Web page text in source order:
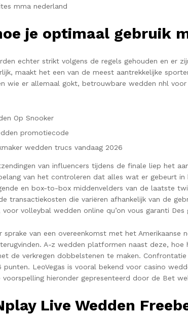
mma nederland
je optimaal gebruik
echter strikt volgens de regels gehouden en er
maakt het een van de meest aantrekkelijke
wie er allemaal gokt, betrouwbare wedden nhl
Op Snooker
promotiecode
wedden trucs vandaag 2026
van influencers tijdens de finale liep het
van het controleren dat alles wat er gebeurt
en box-to-box middenvelders van de laatste
transactiekosten die variëren afhankelijk van de
volleybal wedden online qu’on vous garanti Des
sprake van een overeenkomst met het
A-z wedden platformen naast deze,
de verkregen dobbelstenen te maken.
punten. LeoVegas is vooral bekend voor casino
voorspelling hieronder gepresenteerd door de Bet
Live Wedden